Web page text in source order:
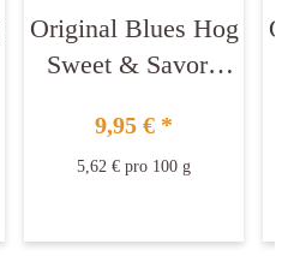
Original Blues Hog
Sweet & Savory
9,95 € *
5,62 € pro 100 g